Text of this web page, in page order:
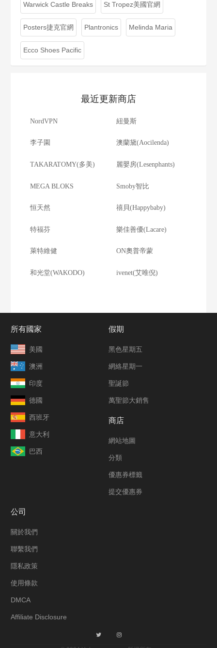
Warwick Castle Breaks St Tropez美國官網
Posters捷克官網 Plantronics Melinda Maria
Ecco Shoes Pacific
最近更新商店
NordVPN 紐曼斯
李子園 澳蘭黛(Aocilenda)
TAKARATOMY(多美) 麗嬰房(Lesenphants)
MEGA BLOKS Smoby智比
恒天然 禧貝(Happybaby)
特福芬 樂佳善優(Lacare)
萊特維健 ON奧普帝蒙
和光堂(WAKODO) ivenet(艾唯倪)
所有國家
美國
澳洲
印度
德國
西班牙
意大利
巴西
假期
黑色星期五
網絡星期一
聖誕節
萬聖節大銷售
商店
網站地圖
分類
優惠券標籤
提交優惠券
公司
關於我們
聯繫我們
隱私政策
使用條款
DMCA
Affiliate Disclosure